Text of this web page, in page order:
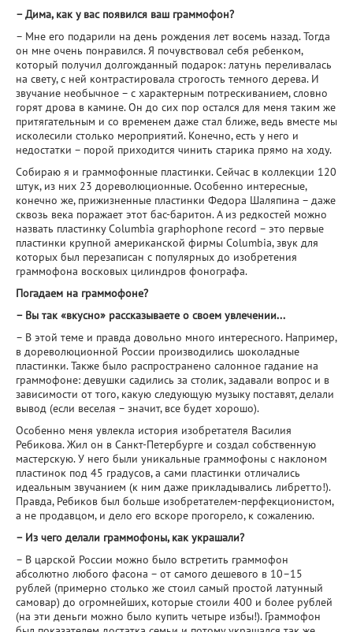
– Дима, как у вас появился ваш граммофон?
– Мне его подарили на день рождения лет восемь назад. Тогда
он мне очень понравился. Я почувствовал себя ребенком,
который получил долгожданный подарок: латунь переливалась
на свету, с ней контрастировала строгость темного дерева. И
звучание необычное – с характерным потрескиванием, словно
горят дрова в камине. Он до сих пор остался для меня таким же
притягательным и со временем даже стал ближе, ведь вместе мы
исколесили столько мероприятий. Конечно, есть у него и
недостатки – порой приходится чинить старика прямо на ходу.
Собираю я и граммофонные пластинки. Сейчас в коллекции 120
штук, из них 23 дореволюционные. Особенно интересные,
конечно же, прижизненные пластинки Федора Шаляпина – даже
сквозь века поражает этот бас-баритон. А из редкостей можно
назвать пластинку Columbia graphophone record – это первые
пластинки крупной американской фирмы Columbia, звук для
которых был перезаписан с популярных до изобретения
граммофона восковых цилиндров фонографа.
Погадаем на граммофоне?
– Вы так «вкусно» рассказываете о своем увлечении...
– В этой теме и правда довольно много интересного. Например,
в дореволюционной России производились шоколадные
пластинки. Также было распространено салонное гадание на
граммофоне: девушки садились за столик, задавали вопрос и в
зависимости от того, какую следующую музыку поставят, делали
вывод (если веселая – значит, все будет хорошо).
Особенно меня увлекла история изобретателя Василия
Ребикова. Жил он в Санкт-Петербурге и создал собственную
мастерскую. У него были уникальные граммофоны с наклоном
пластинок под 45 градусов, а сами пластинки отличались
идеальным звучанием (к ним даже прикладывались либретто!).
Правда, Ребиков был больше изобретателем-перфекционистом,
а не продавцом, и дело его вскоре прогорело, к сожалению.
– Из чего делали граммофоны, как украшали?
– В царской России можно было встретить граммофон
абсолютно любого фасона – от самого дешевого в 10–15
рублей (примерно столько же стоил самый простой латунный
самовар) до огромнейших, которые стоили 400 и более рублей
(на эти деньги можно было купить четыре избы!). Граммофон